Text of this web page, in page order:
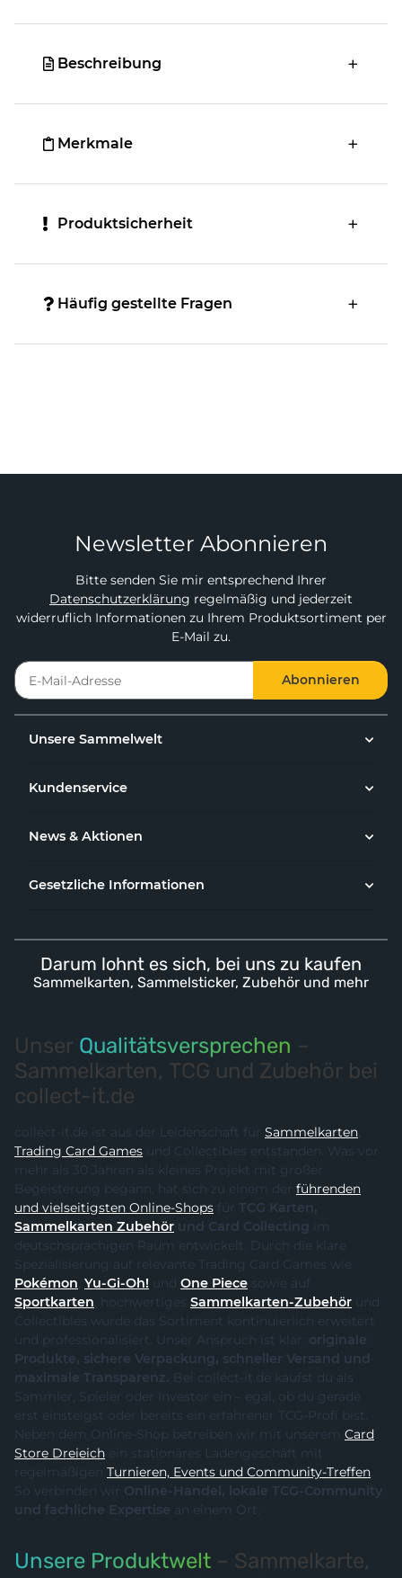
Beschreibung
Merkmale
Produktsicherheit
Häufig gestellte Fragen
Newsletter Abonnieren
Bitte senden Sie mir entsprechend Ihrer
Datenschutzerklärung regelmäßig und jederzeit
widerruflich Informationen zu Ihrem Produktsortiment per
E-Mail zu.
Abonnieren
Unsere Sammelwelt
Kundenservice
News & Aktionen
Gesetzliche Informationen
Darum lohnt es sich, bei uns zu kaufen
Sammelkarten, Sammelsticker, Zubehör und mehr
Unser Qualitätsversprechen –
Sammelkarten, TCG und Zubehör bei
collect-it.de
collect-it.de ist aus der Leidenschaft für Sammelkarten,
Trading Card Games und Collectibles entstanden. Was vor
mehr als 30 Jahren als kleines Projekt mit großer
Begeisterung begann, hat sich zu einem der führenden
und vielseitigsten Online-Shops für TCG Karten,
Sammelkarten Zubehör und Card Collecting
im
deutschsprachigen Raum entwickelt. Durch die klare
Spezialisierung auf relevante Trading Card Games wie
Pokémon, Yu-Gi-Oh! und One Piece sowie auf
Sportkarten , hochwertiges Sammelkarten-Zubehör
Collectibles wurde das Sortiment kontinuierlich erweitert
und professionalisiert. Unser Anspruch ist klar: originale
Produkte, sichere Verpackung, schneller Versand und
maximale Transparenz. Bei collect-it.de kaufst du als
Sammler, Spieler oder Investor ein – egal, ob du gerade
erst einsteigst oder bereits ein erfahrener TCG-Profi bist.
Neben dem Online-Shop betreiben wir mit unserem Card
Store Dreieich ein stationäres Ladengeschäft mit
regelmäßigen
Turnieren, Events und Community-Treffen.
So verbinden wir Online-Handel, lokale TCG-Community
und fachliche Expertise an einem Ort.
Unsere Produktwelt – Sammelkarte,